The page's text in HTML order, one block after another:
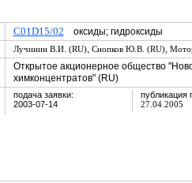
C01D15/02 оксиды; гидроксиды
Лучинин В.И. (RU), Снопков Ю.В. (RU),
Открытое акционерное общество
химконцентратов" (RU)
подача заявки:
2003-07-14
публикация
27.04.2005